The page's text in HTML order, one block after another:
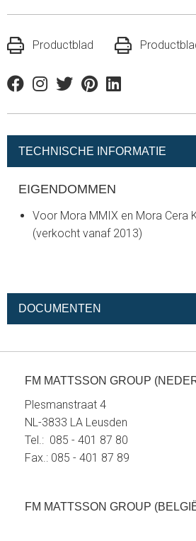
Productblad
FacebookInstagram
TwitterPinterestLinkedin
TECHNISCHE INFORMATIE
EIGENDOMMEN
Voor Mora MMIX en Mora Cera
(verkocht vanaf 2013)
DOCUMENTEN
FM MATTSSON GROUP
Plesmanstraat 4
NL-3833 LA Leusden
Tel.: 085 - 401 87 80
Fax.: 085 - 401 87 89
FM MATTSSON GROUP